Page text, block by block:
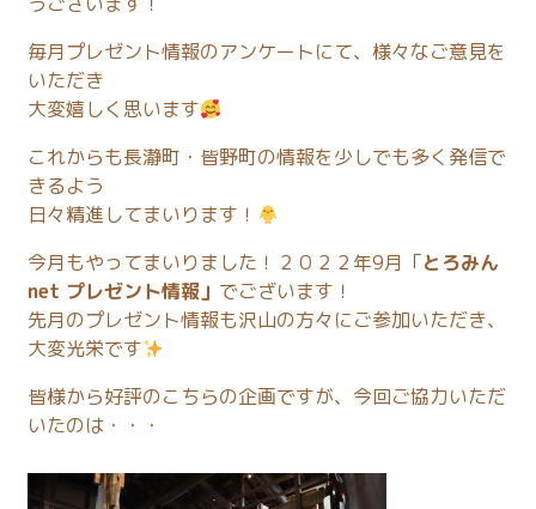
毎月プレゼント情報のアンケートにて、様々なご意見を
いただき
大変嬉しく思います
これからも長瀞町・皆野町の情報を少しでも多く発信で
きるよう
日々精進してまいります！
今月もやってまいりました！２０２２年9月「とろみん
net プレゼント情報」 でございます！
先月のプレゼント情報も沢山の方々にご参加いただき、
大変光栄です
皆様から好評のこちらの企画ですが、今回ご協力いただ
いたのは・・・